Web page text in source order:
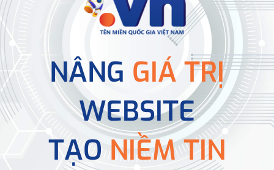
NÂNG GIÁ TRỊ
WEBSITE
TẠONIỀM TIN